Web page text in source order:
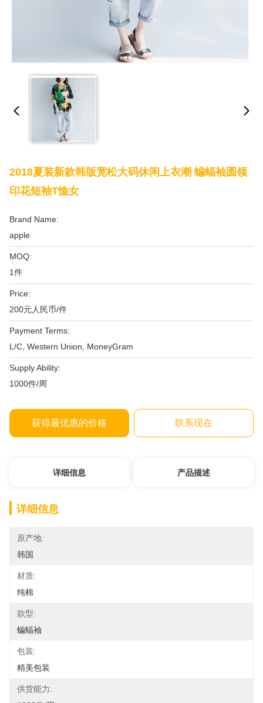
2018夏装新款韩版宽松大码休闲上衣潮 蝙蝠袖圆领
印花短袖T恤女
Brand Name:
apple
MOQ:
1件
Price:
200元人民币/件
Payment Terms:
L/C, Western Union, MoneyGram
Supply Ability:
1000件/周
获得最优惠的价格 联系现在
详细信息 产品描述
详细信息
原产地:
韩国
材质:
纯棉
款型:
蝙蝠袖
包装:
精美包装
供货能力: